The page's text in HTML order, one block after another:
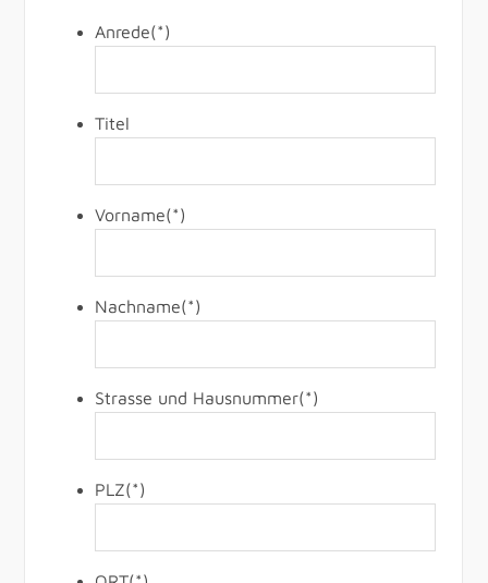
Anrede(*)
Titel
Vorname(*)
Nachname(*)
Strasse und Hausnummer(*)
PLZ(*)